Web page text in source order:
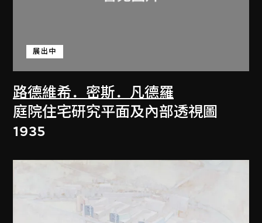
路德維希．密斯．凡德羅
展出中
庭院住宅研究平面及內部透視圖
1935